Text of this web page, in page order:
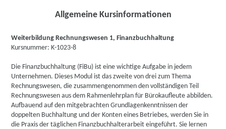
Allgemeine Kursinformationen
Weiterbildung Rechnungswesen 1, Finanzbuchhaltung
Kursnummer: K-1023-8
Die Finanzbuchhaltung (FiBu) ist eine wichtige Aufgabe in jedem
Unternehmen. Dieses Modul ist das zweite von drei zum Thema
Rechnungswesen, die zusammengenommen den vollständigen Teil
Rechnungswesen aus dem Rahmenlehrplan für Bürokaufleute abbilden.
Aufbauend auf den mitgebrachten Grundlagenkenntnissen der
doppelten Buchhaltung und der Konten eines Betriebes, werden Sie in
die Praxis der täglichen Finanzbuchhalterarbeit eingeführt. Sie lernen